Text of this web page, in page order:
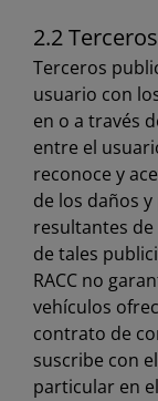
2.2
Terceros
usuario con
en o a través
entre el
reconoce y
de los daños
resultantes de
de tales
RACC no
vehículos
contrato de
suscribe con
particular en